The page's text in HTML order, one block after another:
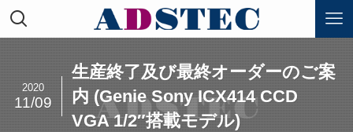
生産終了及び最終オーダーのご案
内 (Genie Sony ICX414 CCD
VGA 1/2″搭載モデル)
2020
11/09